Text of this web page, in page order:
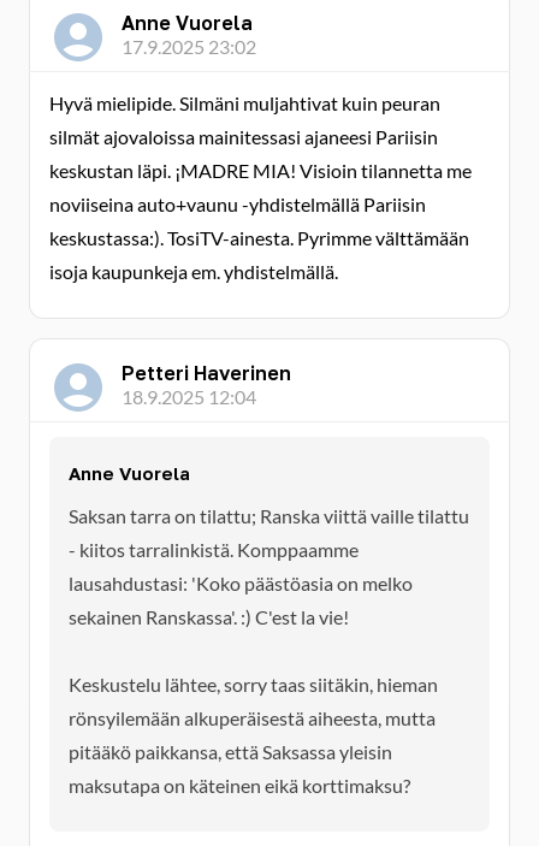
Anne Vuorela
17.9.2025 23:02
Hyvä mielipide. Silmäni muljahtivat kuin peuran
silmät ajovaloissa mainitessasi ajaneesi Pariisin
keskustan läpi. ¡MADRE MIA! Visioin tilannetta me
noviiseina auto+vaunu -yhdistelmällä Pariisin
keskustassa:). TosiTV-ainesta. Pyrimme välttämään
isoja kaupunkeja em. yhdistelmällä.
Petteri Haverinen
18.9.2025 12:04
Anne Vuorela
Saksan tarra on tilattu; Ranska viittä vaille tilattu
- kiitos tarralinkistä. Komppaamme
lausahdustasi: 'Koko päästöasia on melko
sekainen Ranskassa'. :) C'est la vie!
Keskustelu lähtee, sorry taas siitäkin, hieman
rönsyilemään alkuperäisestä aiheesta, mutta
pitääkö paikkansa, että Saksassa yleisin
maksutapa on käteinen eikä korttimaksu?